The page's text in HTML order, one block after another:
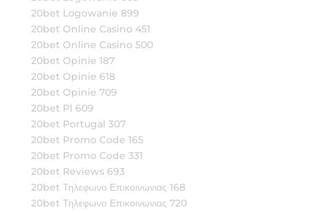
20bet Logowanie 899
20bet Online Casino 451
20bet Online Casino 500
20bet Opinie 187
20bet Opinie 618
20bet Opinie 709
20bet Pl 609
20bet Portugal 307
20bet Promo Code 165
20bet Promo Code 331
20bet Reviews 693
20bet Τηλεφωνο Επικοινωνιας 168
20bet Τηλεφωνο Επικοινωνιας 720